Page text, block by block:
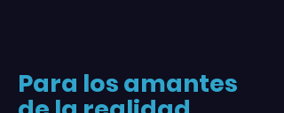
Para los amantes